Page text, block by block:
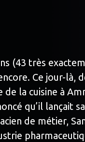
(43 très
Ce jour-là,
la cuisine à
qu’il lançait
de métier,